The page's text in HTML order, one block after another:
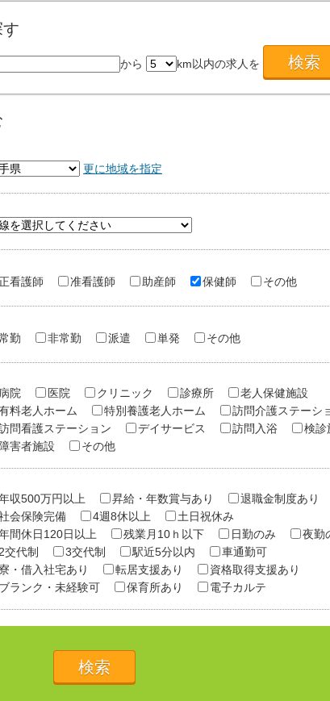
から km以内の求人を
更に地域を指定
看護師 准看護師 助産師 保健師 その他
勤 非常勤 派遣 単発 その他
院 医院 クリニック 診療所
老人保健施設
料老人ホーム
特別養護老人ホーム
訪問介護ステーシ
問看護ステーション
デイサービス 訪問入浴
検診
害者施設
その他
収500万円以上 昇給・年数賞与あり
退職金制度あり
会保険完備
4週8休以上
土日祝休み
間休日120日以上
残業月10ｈ以下 日勤のみ
夜勤
交代制
3交代制 駅近5分以内
車通勤可
・借入社宅あり
転居支援あり
資格取得支援あり
ランク・未経験可
保育所あり 電子カルテ